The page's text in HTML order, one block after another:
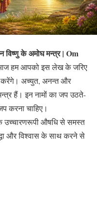
के अमोघ मन्त्र | Om
आज हम आपको इस लेख के जरिए
करेंगे। अच्युत, अनन्त और
हैं। इन नामों का जप उठते-
करना चाहिए।
के उच्चारणरूपी औषधि से समस्त
और विश्वास के साथ करने से